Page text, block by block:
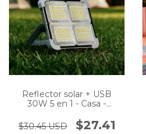
Reflector solar + USB
30W 5 en 1 - Casa -
$30.45 USD
$27.41